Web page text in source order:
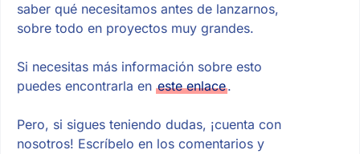
saber qué necesitamos antes de lanzarnos,
sobre todo en proyectos muy grandes.
Si necesitas más información sobre esto
puedes encontrarla en este enlace.
Pero, si sigues teniendo dudas, ¡cuenta con
nosotros! Escríbelo en los comentarios y